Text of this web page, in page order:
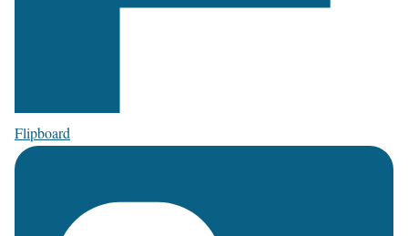
Flipboard